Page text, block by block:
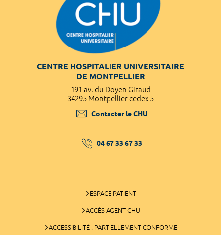
CENTRE HOSPITALIER UNIVERSITAIRE
DE MONTPELLIER
191 av. du Doyen Giraud
34295 Montpellier cedex 5
Contacter le CHU
04 67 33 67 33
ESPACE PATIENT
ACCÈS AGENT CHU
ACCESSIBILITÉ : PARTIELLEMENT CONFORME